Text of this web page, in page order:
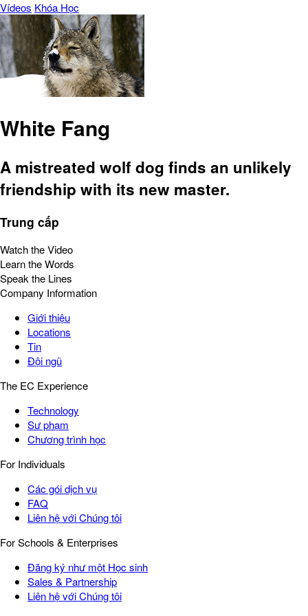
Vídeos Khóa Học
White Fang
A mistreated wolf dog finds an unlikely
friendship with its new master.
Trung cấp
Watch the Video
Learn the Words
Speak the Lines
Company Information
Giới thiệu
Locations
Tin
Đội ngũ
The EC Experience
Technology
Sư phạm
Chương trình học
For Individuals
Các gói dịch vụ
FAQ
Liên hệ với Chúng tôi
For Schools & Enterprises
Đăng ký như một Học sinh
Sales & Partnership
Liên hệ với Chúng tôi